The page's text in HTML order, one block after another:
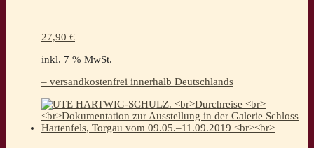
27,90 €
inkl. 7 % MwSt.
– versandkostenfrei innerhalb Deutschlands